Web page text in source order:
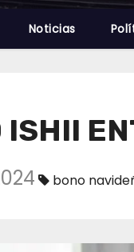
Noticias
ISHII
bono